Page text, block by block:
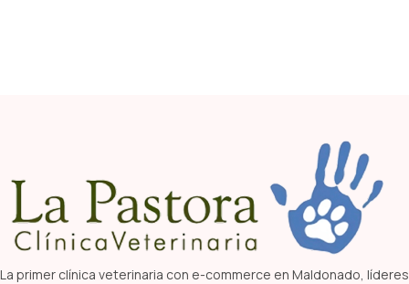
La primer clínica veterinaria con e-commerce en Maldonado, líderes